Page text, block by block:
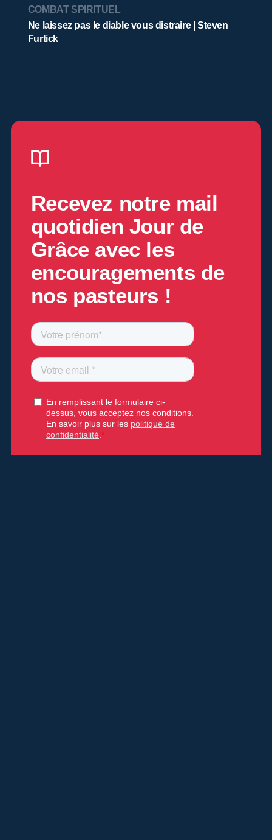
COMBAT SPIRITUEL
Ne laissez pas le diable vous distraire | Steven
Furtick
Recevez notre mail
quotidien Jour de
Grâceavec les
encouragements de
nos pasteurs !